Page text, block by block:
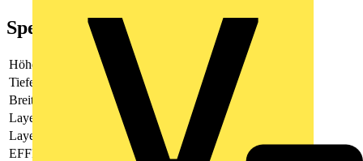
Spezifikationen
Höhe
Tiefe
Breite
Layer 2
Layer 3
EFFR0001